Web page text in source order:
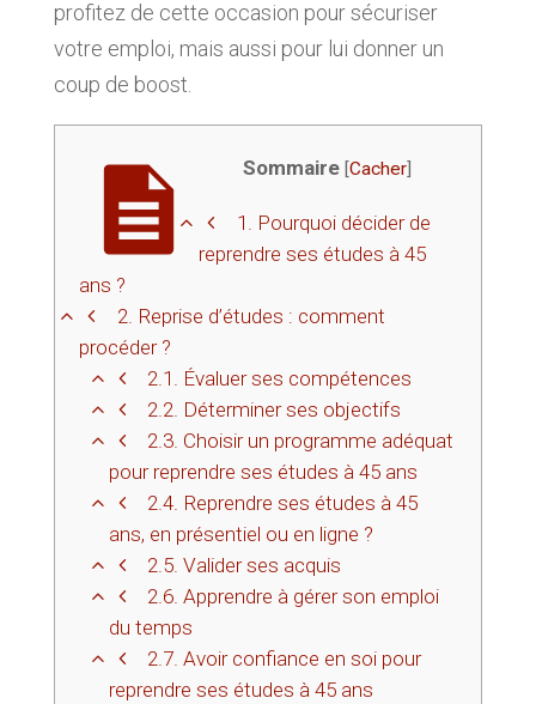
profitez de cette occasion pour sécuriser
votre emploi, mais aussi pour lui donner un
coup de boost.
Sommaire [Cacher]
1. Pourquoi décider de
reprendre ses études à 45
ans ?
2. Reprise d’études : comment
procéder ?
2.1. Évaluer ses compétences
2.2. Déterminer ses objectifs
2.3. Choisir un programme adéquat
pour reprendre ses études à 45 ans
2.4. Reprendre ses études à 45
ans, en présentiel ou en ligne ?
2.5. Valider ses acquis
2.6. Apprendre à gérer son emploi
du temps
2.7. Avoir confiance en soi pour
reprendre ses études à 45 ans